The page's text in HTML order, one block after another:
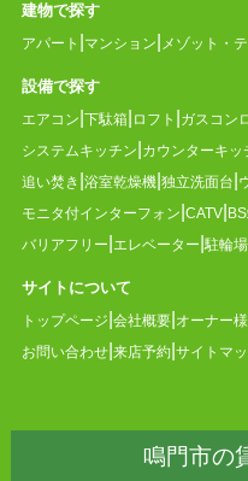
建物で探す
アパート マンション メゾット・
設備で探す
エアコン 下駄箱 ロフト ガスコン
システムキッチン カウンターキッ
追い焚き 浴室乾燥機 独立洗面台
モニタ付インターフォン CATV
バリアフリー エレベーター 駐輪場
サイトについて
トップページ 会社概要 オーナー
お問い合わせ 来店予約 サイトマ
鳴門市の